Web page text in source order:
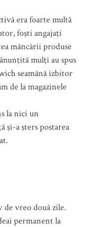
era foarte multă
foşti angajaţi
mâncării produse
mulţi au spus
seamănă izbitor
de la magazinele
la nici un
şi-a şters postarea
de vreo două zile.
permanent la